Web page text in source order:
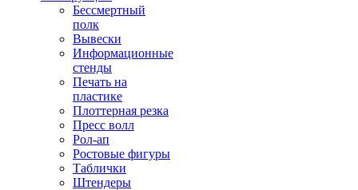
Бессмертный
полк
Вывески
Информационные
стенды
Печать на
пластике
Плоттерная резка
Пресс волл
Рол-ап
Ростовые фигуры
Таблички
Штендеры